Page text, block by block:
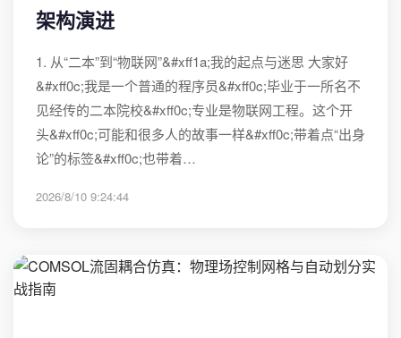
架构演进
1. 从“二本”到“物联网”&#xff1a;我的起点与迷思 大家好
&#xff0c;我是一个普通的程序员&#xff0c;毕业于一所名不
见经传的二本院校&#xff0c;专业是物联网工程。这个开
头&#xff0c;可能和很多人的故事一样&#xff0c;带着点“出身
论”的标签&#xff0c;也带着…
2026/8/10 9:24:44